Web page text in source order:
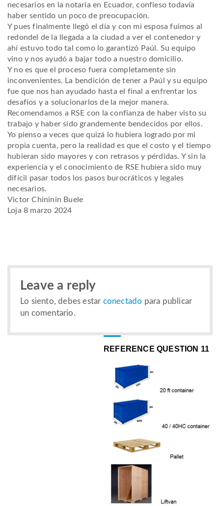
necesarios en la notaría en Ecuador, confieso todavía
haber sentido un poco de preocupación.
Y pues finalmente llegó el día y con mi esposa fuimos al
redondel de la llegada a la ciudad a ver el contenedor y
ahí estuvo todo tal como lo garantizó Paúl. Su equipo
vino y nos ayudó a bajar todo a nuestro domicilio.
Y no es que el proceso fuera completamente sin
inconvenientes. La bendición de tener a Paúl y su equipo
fue que nos han ayudado hasta el final a enfrentar los
desafíos y a solucionarlos de la mejor manera.
Recomendamos a RSE con la confianza de haber visto su
trabajo y haber sido grandemente bendecidos por ellos.
Yo pienso a veces que quizá lo hubiera logrado por mi
propia cuenta, pero la realidad es que el costo y el tiempo
hubieran sido mayores y con retrasos y pérdidas. Y sin la
experiencia y el conocimiento de RSE hubiera sido muy
difícil pasar todos los pasos burocráticos y legales
necesarios.
Victor Chininin Buele
Loja 8 marzo 2024
Leave a reply
Lo siento, debes estar conectado para publicar
un comentario.
REFERENCE QUESTION 11